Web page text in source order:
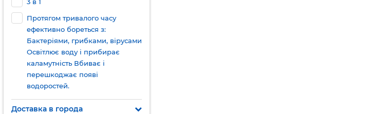
Протягом тривалого часу
ефективно бореться з:
Бактеріями, грибками, вірусами
Освітлює воду і прибирає
каламутність Вбиває і
перешкоджає появі
водоростей.
Доставка в города